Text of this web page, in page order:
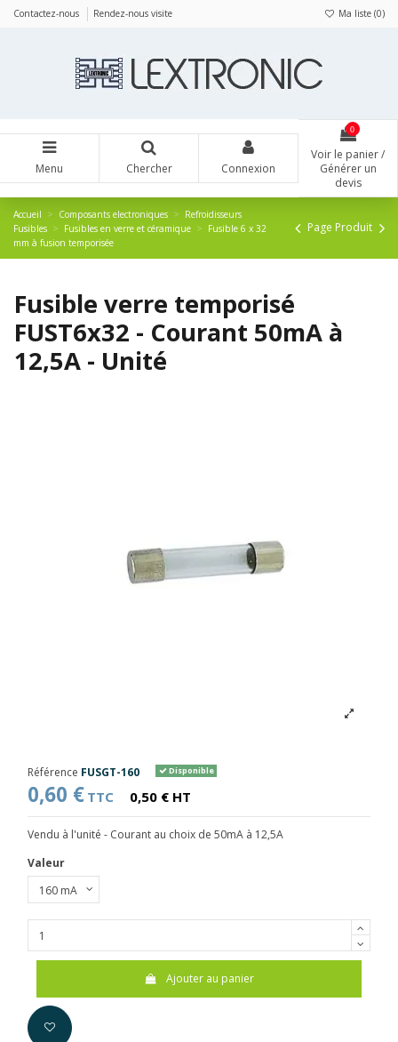
Contactez-nous Rendez-nous visite Ma liste (0)
Menu Chercher Connexion
0
Voir le panier /
Générer un
devis
Accueil Composants electroniques
Refroidisseurs
Fusibles
Fusibles en verre et céramique
Fusible 6 x 32
mm à fusion temporisée
Page Produit
Fusible verre temporisé
FUST6x32 - Courant 50mA à
12,5A - Unité
Référence FUSGT-160 Disponible
0,60 € TTC 0,50 € HT
Vendu à l'unité - Courant au choix de 50mA à 12,5A
Valeur
Ajouter au panier
Panneau de gestion des cookies